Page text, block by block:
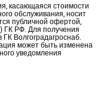
касающаяся стоимости
обслуживания, носит
публичной офертой,
ГК РФ. Для получения
Волгоградагроснаб.
может быть изменена
уведомления